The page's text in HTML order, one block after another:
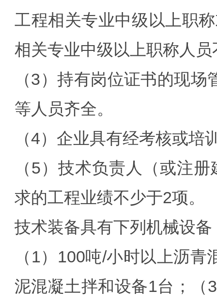
工程相关专业中级以上职
相关专业中级以上职称人
（3）持有岗位证书的现
等人员齐全。
（4）企业具有经考核或
（5）技术负责人（或注
求的工程业绩不少于2项。
技术装备具有下列机械设备
（1）100吨/小时以上沥
泥混凝土拌和设备1台；（